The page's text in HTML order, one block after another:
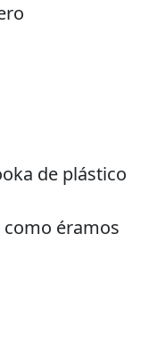
de plástico
éramos